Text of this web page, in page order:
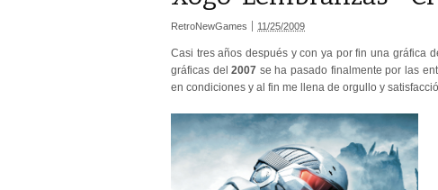
11/25/2009
RetroNewGames
Casi tres años después y con ya por fin una gráfica
gráficas del2007 se ha pasado finalmente por las
en condiciones y al fin me llena de orgullo y